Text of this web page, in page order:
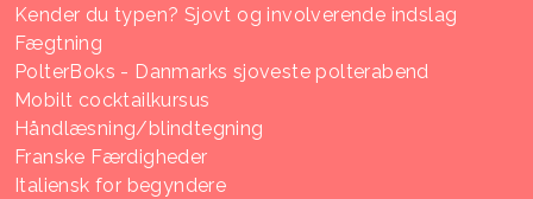
Kender du typen? Sjovt og involverende indslag
Fægtning
PolterBoks - Danmarks sjoveste polterabend
Mobilt cocktailkursus
Håndlæsning/blindtegning
Franske Færdigheder
Italiensk for begyndere